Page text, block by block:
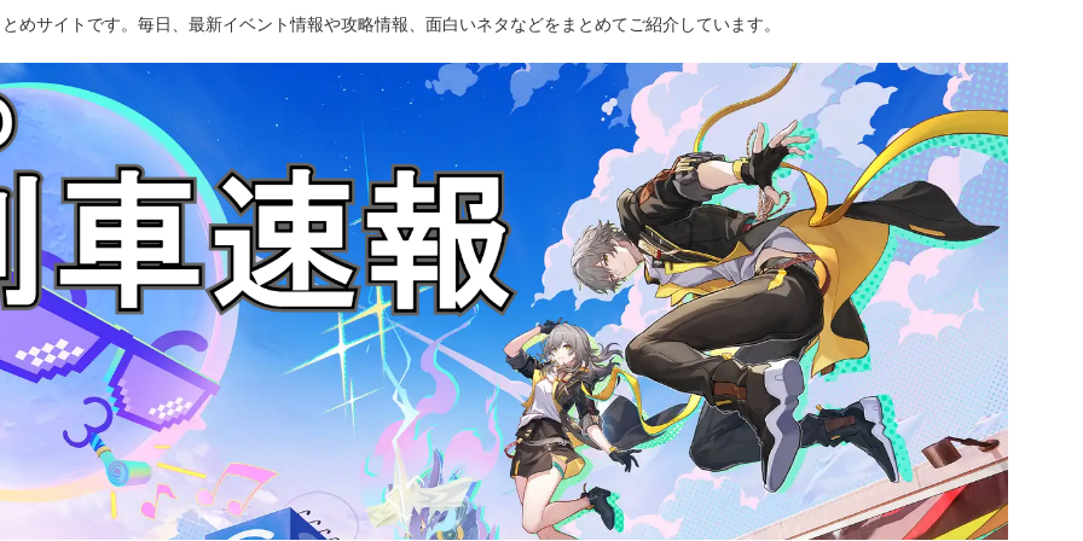
めサイトです。毎日、最新イベント情報や攻略情報、面白いネタなどをまとめてご紹介しています。